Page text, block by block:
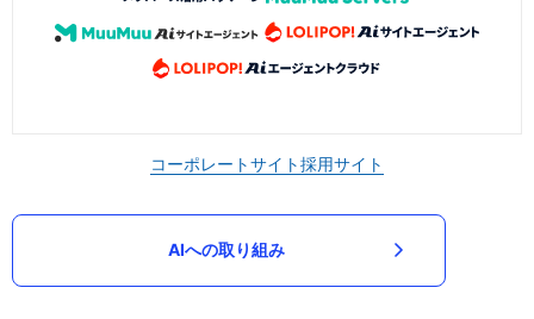
コーポレートサイト採用サイト
AIへの取り組み